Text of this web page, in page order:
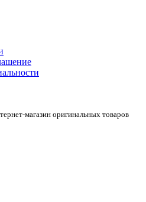
магазин оригинальных товаров